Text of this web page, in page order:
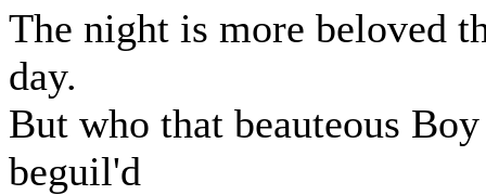
The night is more beloved
day.
But who that beauteous Boy
beguil'd